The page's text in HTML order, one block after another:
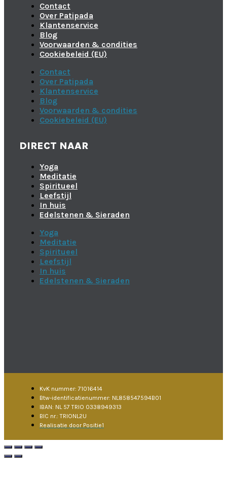
Contact
Over Patipada
Klantenservice
Blog
Voorwaarden & condities
Cookiebeleid (EU)
Contact
Over Patipada
Klantenservice
Blog
Voorwaarden & condities
Cookiebeleid (EU)
DIRECT NAAR
Yoga
Meditatie
Spiritueel
Leefstijl
In huis
Edelstenen & Sieraden
Yoga
Meditatie
Spiritueel
Leefstijl
In huis
Edelstenen & Sieraden
KvK nummer: 71016414
Btw-identificatienummer: NL858547594B01
IBAN: NL 57 TRIO 0338949313
BIC nr.: TRIONL2U
Realisatie door Positie1